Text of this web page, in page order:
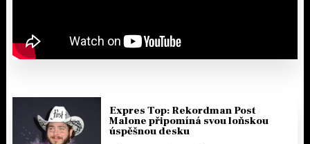
Expres Top: Rekordman Post
Malone připomíná svou loňskou
úspěšnou desku